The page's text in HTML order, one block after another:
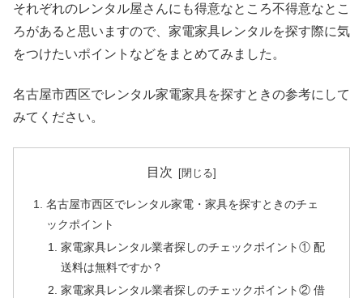
それぞれのレンタル屋さんにも得意なところ不得意なとこ
ろがあると思いますので、家電家具レンタルを探す際に気
をつけたいポイントなどをまとめてみました。
名古屋市西区でレンタル家電家具を探すときの参考にして
みてください。
目次
名古屋市西区でレンタル家電・家具を探すときのチェ
ックポイント
家電家具レンタル業者探しのチェックポイント① 配
送料は無料ですか？
家電家具レンタル業者探しのチェックポイント② 借